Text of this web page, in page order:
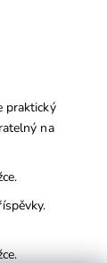
praktický
na